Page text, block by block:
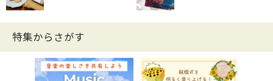
特集からさがす